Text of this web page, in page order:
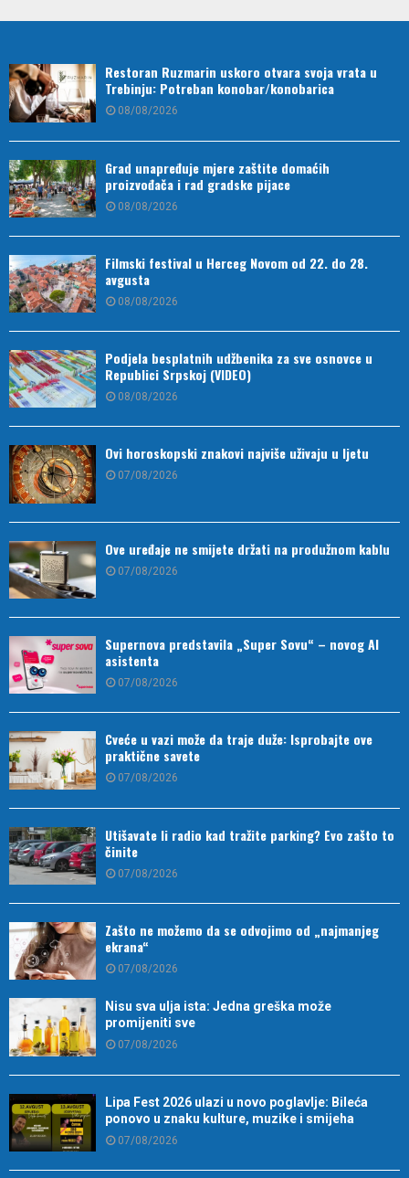
Restoran Ruzmarin uskoro otvara svoja vrata u
Trebinju: Potreban konobar/konobarica
08/08/2026
Grad unapređuje mjere zaštite domaćih
proizvođača i rad gradske pijace
08/08/2026
Filmski festival u Herceg Novom od 22. do 28.
avgusta
08/08/2026
Podjela besplatnih udžbenika za sve osnovce u
Republici Srpskoj (VIDEO)
08/08/2026
Ovi horoskopski znakovi najviše uživaju u ljetu
07/08/2026
Ove uređaje ne smijete držati na produžnom kablu
07/08/2026
Supernova predstavila „Super Sovu“ – novog AI
asistenta
07/08/2026
Cveće u vazi može da traje duže: Isprobajte ove
praktične savete
07/08/2026
Utišavate li radio kad tražite parking? Evo zašto to
činite
07/08/2026
Zašto ne možemo da se odvojimo od „najmanjeg
ekrana“
07/08/2026
Nisu sva ulja ista: Jedna greška može
promijeniti sve
07/08/2026
Lipa Fest 2026 ulazi u novo poglavlje: Bileća
ponovo u znaku kulture, muzike i smijeha
07/08/2026